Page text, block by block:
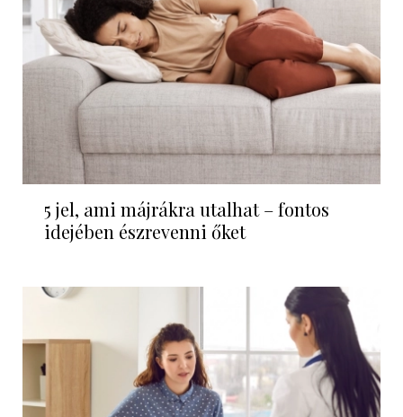
5 jel, ami májrákra utalhat – fontos
idejében észrevenni őket